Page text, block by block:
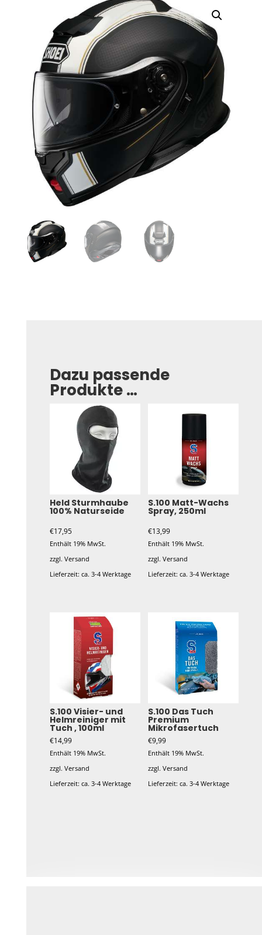
Dazu passende
Produkte …
Held Sturmhaube
100% Naturseide
€17,95
Enthält 19% MwSt.
zzgl.Versand
Lieferzeit: ca. 3-4 Werktage
S.100 Matt-Wachs
Spray, 250ml
€13,99
Enthält 19% MwSt.
zzgl. Versand
Lieferzeit: ca. 3-4 Werktage
S.100 Visier- und
Helmreiniger mit
Tuch , 100ml
€14,99
Enthält 19% MwSt.
zzgl.Versand
Lieferzeit: ca. 3-4 Werktage
S.100 Das Tuch
Premium
Mikrofasertuch
€9,99
Enthält 19% MwSt.
zzgl. Versand
Lieferzeit: ca. 3-4 Werktage